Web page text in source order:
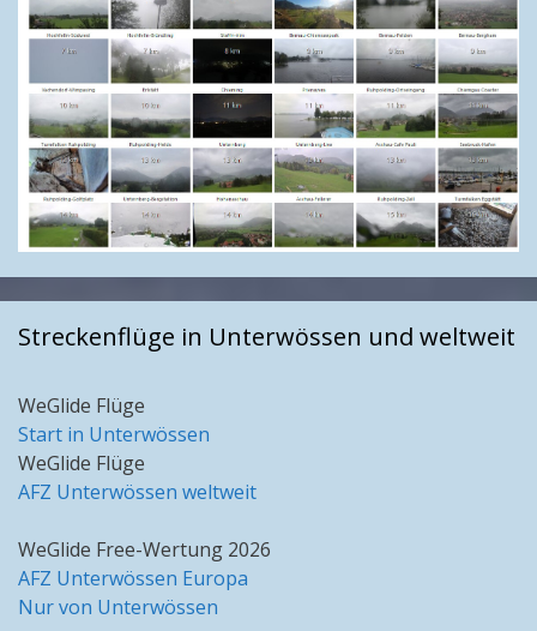
Streckenflüge in Unterwössen und weltweit
WeGlide Flüge
Start in Unterwössen
WeGlide Flüge
AFZ Unterwössen weltweit
WeGlide Free-Wertung 2026
AFZ Unterwössen Europa
Nur von Unterwössen